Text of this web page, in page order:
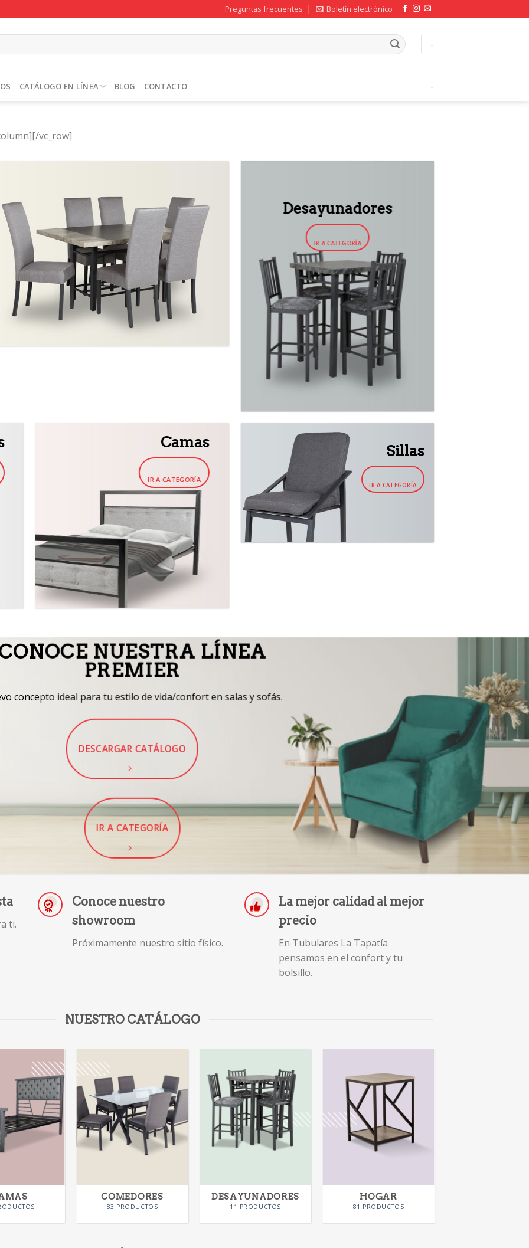
Preguntas frecuentes Boletín electrónico
-
CATÁLOGO EN LÍNEA BLOG CONTACTO -
vc_row]
Desayunadores
IR A CATEGORÍA
Camas
IR A CATEGORÍA
Sillas
IR A CATEGORÍA
NUESTRA LÍNEA
PREMIER
concepto ideal para tu estilo de vida/confort en salas y sofás.
DESCARGAR CATÁLOGO
IR A CATEGORÍA
ti.
Conoce nuestro
showroom
Próximamente nuestro sitio físico.
La mejor calidad al mejor
precio
En Tubulares La Tapatía
pensamos en el confort y tu
bolsillo.
NUESTRO CATÁLOGO
COMEDORES
83 PRODUCTOS
DESAYUNADORES
11 PRODUCTOS
HOGAR
81 PRODUCTOS